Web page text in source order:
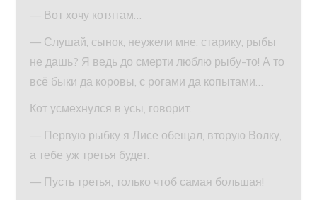
— Вот хочу котятам…
— Слушай, сынок, неужели мне, старику, рыбы
не дашь? Я ведь до смерти люблю рыбу-то! А то
всё быки да коровы, с рогами да копытами…
Кот усмехнулся в усы, говорит:
— Первую рыбку я Лисе обещал, вторую Волку,
а тебе уж третья будет.
— Пусть третья, только чтоб самая большая!